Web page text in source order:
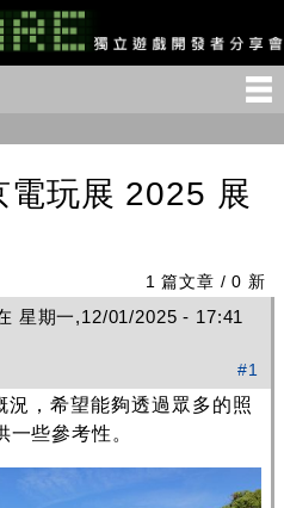
玩展 2025 展
1 篇文章 / 0 新
星期一,12/01/2025 - 17:41
#1
，希望能夠透過眾多的照
一些參考性。